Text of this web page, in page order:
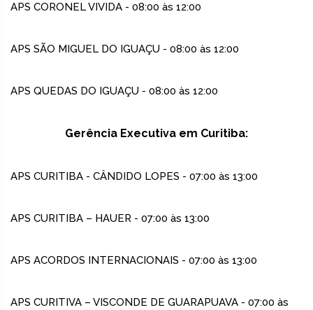
APS CORONEL VIVIDA - 08:00 às 12:00
APS SÃO MIGUEL DO IGUAÇU - 08:00 às 12:00
APS QUEDAS DO IGUAÇU - 08:00 às 12:00
Gerência Executiva em Curitiba:
APS CURITIBA - CÂNDIDO LOPES - 07:00 às 13:00
APS CURITIBA – HAUER - 07:00 às 13:00
APS ACORDOS INTERNACIONAIS - 07:00 às 13:00
APS CURITIVA – VISCONDE DE GUARAPUAVA - 07:00 às